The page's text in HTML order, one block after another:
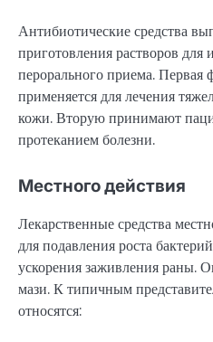
Антибиотические средства
приготовления растворов для
перорального приема. Первая
применяется для лечения
кожи. Вторую принимают
протеканием болезни.
Местного действия
Лекарственные средства
для подавления роста
ускорения заживления раны.
мази. К типичным
относятся: